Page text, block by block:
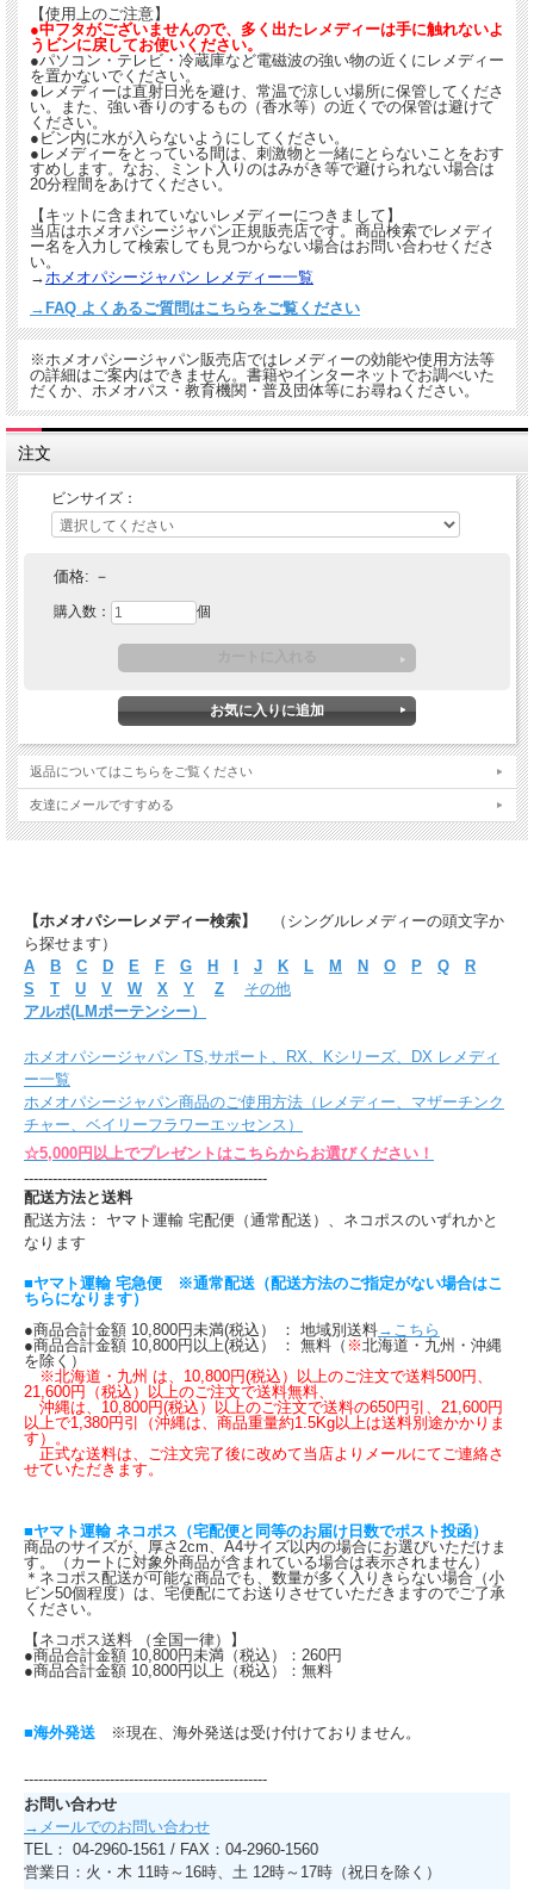
【使用上のご注意】
●中フタがございませんので、多く出たレメディーは手に触れないよ
うビンに戻してお使いください。
●パソコン・テレビ・冷蔵庫など電磁波の強い物の近くにレメディー
を置かないでください。
●レメディーは直射日光を避け、常温で涼しい場所に保管してくださ
い。また、強い香りのするもの（香水等）の近くでの保管は避けて
ください。
●ビン内に水が入らないようにしてください。
●レメディーをとっている間は、刺激物と一緒にとらないことをおす
すめします。なお、ミント入りのはみがき等で避けられない場合は
20分程間をあけてください。
【キットに含まれていないレメディーにつきまして】
当店はホメオパシージャパン正規販売店です。商品検索でレメディ
ー名を入力して検索しても見つからない場合はお問い合わせくださ
い。
→ホメオパシージャパン レメディー一覧
→FAQ よくあるご質問はこちらをご覧ください
※ホメオパシージャパン販売店ではレメディーの効能や使用方法等
の詳細はご案内はできません。書籍やインターネットでお調べいた
だくか、ホメオパス・教育機関・普及団体等にお尋ねください。
注文
ビンサイズ：
価格: －
購入数： 個
返品についてはこちらをご覧ください
友達にメールですすめる
【ホメオパシーレメディー検索】
（シングルレメディーの頭文字か
ら探せます）
A
B C D E F G H J K L M N O P Q
R
S
T U V W X Y Z
その他
アルポ(LMポーテンシー）
ホメオパシージャパン TS,サポート、RX、Kシリーズ、DX レメディ
ー一覧
ホメオパシージャパン商品のご使用方法（レメディー、マザーチンク
チャー、ベイリーフラワーエッセンス）
☆5,000円以上でプレゼントはこちらからお選びください！
---------------------------------------------------
配送方法と送料
配送方法： ヤマト運輸 宅配便（通常配送）、ネコポスのいずれかと
なります
■ヤマト運輸 宅急便 ※通常配送（配送方法のご指定がない場合はこ
ちらになります）
●商品合計金額 10,800円未満(税込） ： 地域別送料→こちら
●商品合計金額 10,800円以上(税込） ： 無料（ ※北海道・九州・沖縄
を除く）
※北海道・九州 は、10,800円(税込）以上のご注文で送料500円、
21,600円（税込）以上のご注文で送料無料、
沖縄は、10,800円(税込）以上のご注文で送料の650円引、21,600円
以上で1,380円引（沖縄は、商品重量約1.5Kg以上は送料別途かかりま
す）。
正式な送料は、ご注文完了後に改めて当店よりメールにてご連絡さ
せていただきます。
■ヤマト運輸 ネコポス（宅配便と同等のお届け日数でポスト投函）
商品のサイズが、厚さ2cm、A4サイズ以内の場合にお選びいただけま
す。（カートに対象外商品が含まれている場合は表示されません）
＊ネコポス配送が可能な商品でも、数量が多く入りきらない場合（小
ビン50個程度）は、宅便配にてお送りさせていただきますのでご了承
ください。
【ネコポス送料 （全国一律）】
●商品合計金額 10,800円未満（税込）：260円
●商品合計金額 10,800円以上（税込）：無料
■海外発送 ※現在、海外発送は受け付けておりません。
---------------------------------------------------
お問い合わせ
→メールでのお問い合わせ
TEL： 04-2960-1561 / FAX：04-2960-1560
営業日：火・木 11時～16時、土 12時～17時（祝日を除く）